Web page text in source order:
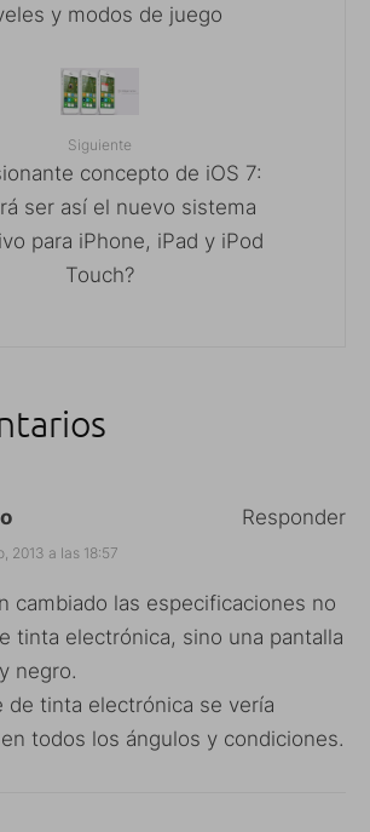
y modos de juego
Siguiente
concepto de iOS 7:
ser así el nuevo sistema
para iPhone, iPad y iPod
Touch?
2013 a las 18:57
cambiado las especificaciones no
tinta electrónica, sino una pantalla
negro.
de tinta electrónica se vería
todos los ángulos y condiciones.
Responder